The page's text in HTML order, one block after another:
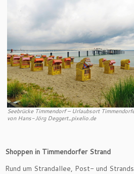
Seebrücke Timmendorf – Urlaubsort
von Hans-Jörg Deggert_pixelio.de
Shoppen in Timmendorfer Strand
Rund um Strandallee, Post- und